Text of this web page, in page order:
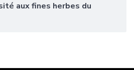
aux fines herbes du